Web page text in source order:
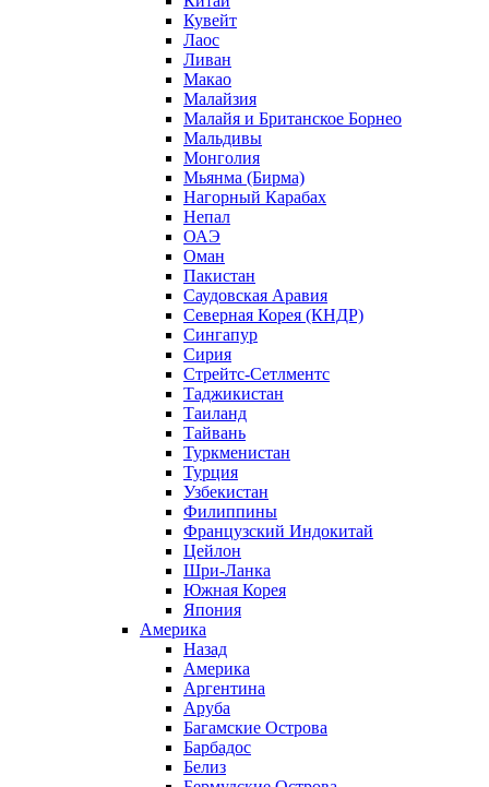
Кувейт
Лаос
Ливан
Макао
Малайзия
Малайя и Британское Борнео
Мальдивы
Монголия
Мьянма (Бирма)
Нагорный Карабах
Непал
ОАЭ
Оман
Пакистан
Саудовская Аравия
Северная Корея (КНДР)
Сингапур
Сирия
Стрейтс-Сетлментс
Таджикистан
Таиланд
Тайвань
Туркменистан
Турция
Узбекистан
Филиппины
Французский Индокитай
Цейлон
Шри-Ланка
Южная Корея
Япония
Америка
Назад
Америка
Аргентина
Аруба
Багамские Острова
Барбадос
Белиз